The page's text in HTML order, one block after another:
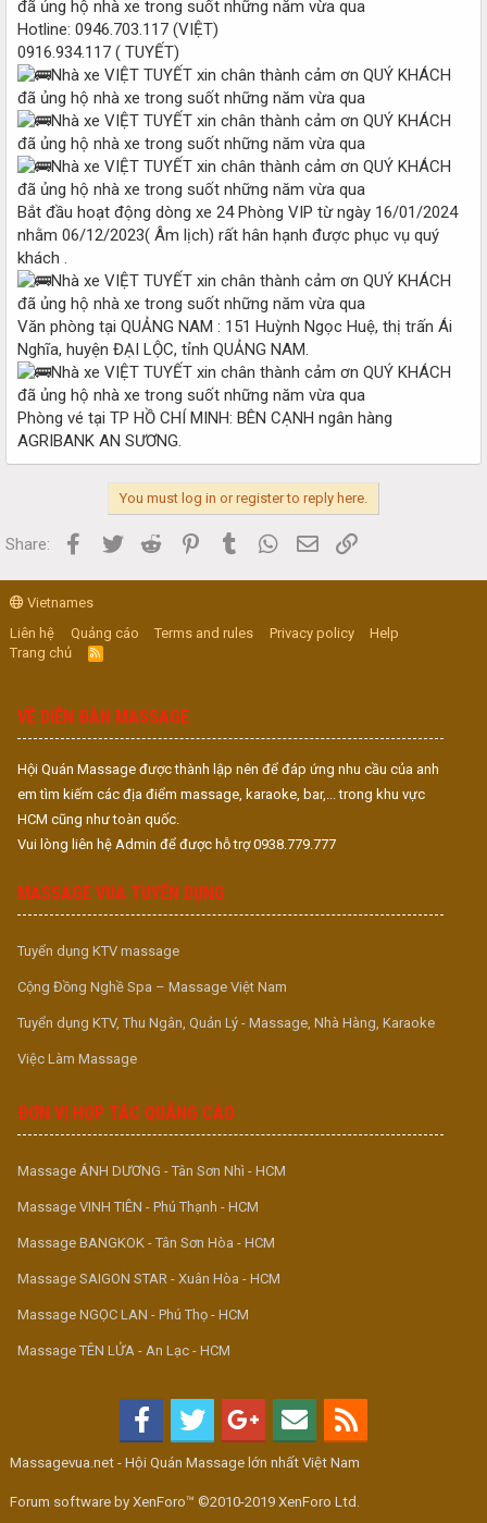
Hotline: 0946.703.117 (VIỆT)
0916.934.117 ( TUYẾT)
Bắt đầu hoạt động dòng xe 24 Phòng VIP từ ngày 16/01/2024
nhằm 06/12/2023( Âm lịch) rất hân hạnh được phục vụ quý
khách .
Văn phòng tại QUẢNG NAM : 151 Huỳnh Ngọc Huệ, thị trấn Ái
Nghĩa, huyện ĐẠI LỘC, tỉnh QUẢNG NAM.
Phòng vé tại TP HỒ CHÍ MINH: BÊN CẠNH ngân hàng
AGRIBANK AN SƯƠNG.
You must log in or register to reply here.
Share: Facebook
Twitter Reddit PinterestTumblr WhatsApp
Email
Vietnames
Liên hệ
Quảng cáo Terms and rules Privacy policy
Help
Trang chủ
R
S
VỀ DIỄN ĐÀN MASSAGE
Hội Quán Massage được thành lập nên để đáp ứng nhu cầu của anh
em tìm kiếm các địa điểm massage, karaoke, bar,... trong khu vực
HCM cũng như toàn quốc.
Vui lòng liên hệ Admin để được hỗ trợ 0938.779.777
MASSAGE VUA TUYỂN DỤNG
Tuyển dụng KTV massage
Cộng Đồng Nghề Spa – Massage Việt Nam
Tuyển dụng KTV, Thu Ngân, Quản Lý - Massage, Nhà Hàng, Karaoke
Việc Làm Massage
ĐƠN VỊ HỢP TÁC QUẢNG CÁO
Massage ÁNH DƯƠNG - Tân Sơn Nhì - HCM
Massage VINH TIÊN - Phú Thạnh - HCM
Massage BANGKOK - Tân Sơn Hòa - HCM
Massage SAIGON STAR - Xuân Hòa - HCM
Massage NGỌC LAN - Phú Thọ - HCM
Massage TÊN LỬA - An Lạc - HCM
Massagevua.net - Hội Quán Massage lớn nhất Việt Nam
Forum software by XenForo™ ©2010-2019 XenForo Ltd.